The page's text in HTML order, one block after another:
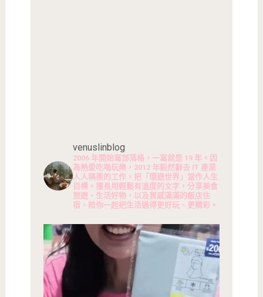
venuslinblog
2006 年開始寫部落格，一寫就是 19 年。因
為熱愛吃喝玩樂，2012 年毅然辭去 IT 產業
人人稱羨的工作，把「環遊世界」當作人生
目標。擅長用輕鬆有溫度的文字，分享美食
旅遊、生活好物，以及質感滿滿的飯店住
宿，陪你一起把生活過得更好玩、更精彩。